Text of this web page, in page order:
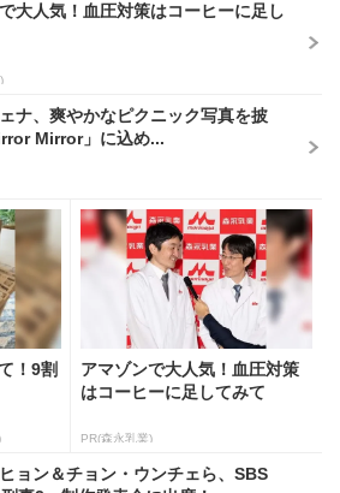
大人気！血圧対策はコーヒーに足し
ナ、爽やかなピクニック写真を披
Mirror」に込め...
！9割
アマゾンで大人気！血圧対策
はコーヒーに足してみて
PR(森永乳業)
ョン＆チョン・ウンチェら、SBS